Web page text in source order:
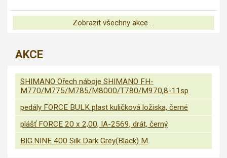
Zobrazit všechny akce ...
AKCE
SHIMANO Ořech náboje SHIMANO FH-
M770/M775/M785/M8000/T780/M970,8-11sp
pedály FORCE BULK plast kuličková ložiska, černé
plášť FORCE 20 x 2,00, IA-2569, drát, černý
BIG.NINE 400 Silk Dark Grey(Black) M